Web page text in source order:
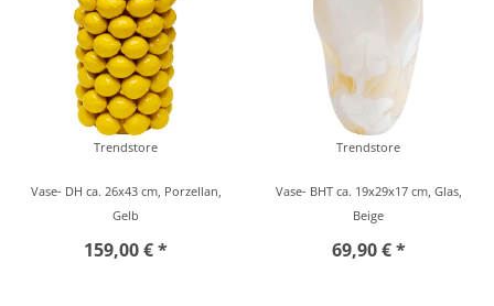
Trendstore
Vase- DH ca. 26x43 cm, Porzellan,
Gelb
159,00 € *
Trendstore
Vase- BHT ca. 19x29x17 cm, Glas,
Beige
69,90 € *